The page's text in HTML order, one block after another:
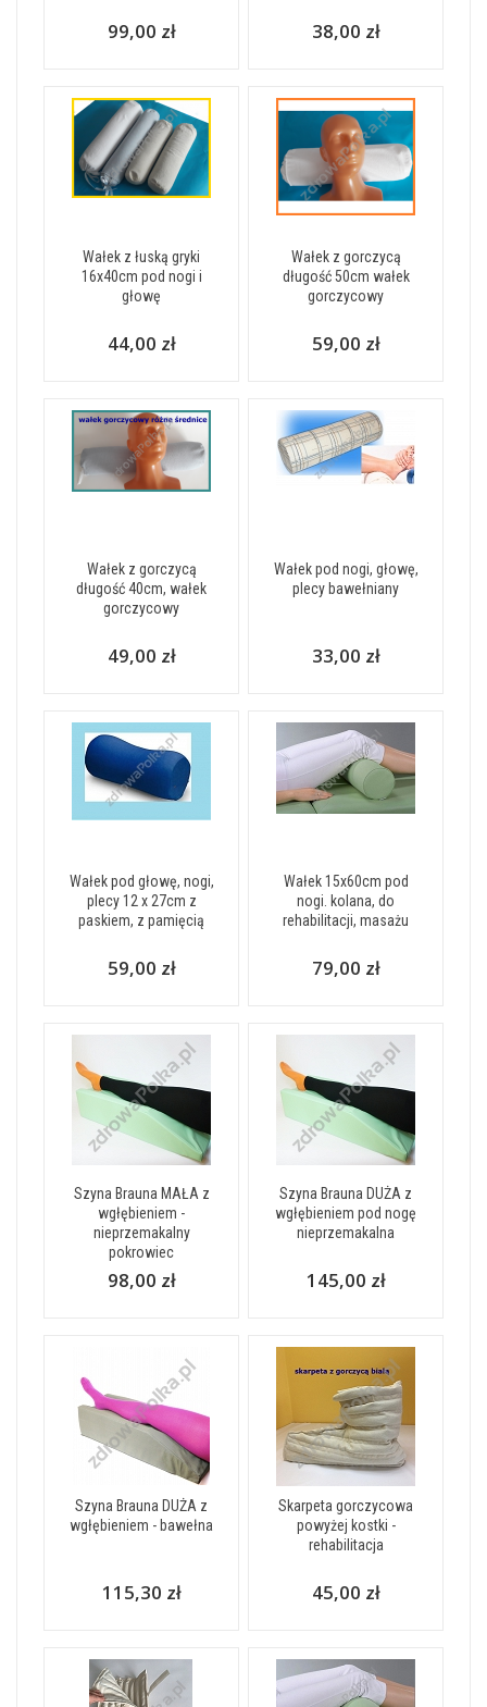
99,00 zł 38,00 zł
Wałek z łuską gryki
16x40cm pod nogi i
głowę
44,00 zł
Wałek z gorczycą
długość 50cm wałek
gorczycowy
59,00 zł
Wałek z gorczycą
długość 40cm, wałek
gorczycowy
49,00 zł
Wałek pod nogi, głowę,
plecy bawełniany
33,00 zł
Wałek pod głowę, nogi,
plecy 12 x 27cm z
paskiem, z pamięcią
59,00 zł
Wałek 15x60cm pod
nogi. kolana, do
rehabilitacji, masażu
79,00 zł
Szyna Brauna MAŁA z
wgłębieniem -
nieprzemakalny
pokrowiec
98,00 zł
Szyna Brauna DUŻA z
wgłębieniem pod nogę
nieprzemakalna
145,00 zł
Szyna Brauna DUŻA z
wgłębieniem - bawełna
115,30 zł
Skarpeta gorczycowa
powyżej kostki -
rehabilitacja
45,00 zł